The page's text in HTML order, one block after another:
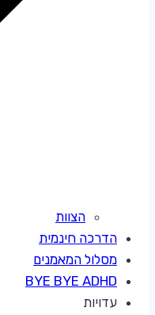
הצוות
הדרכה חינמית
מסלול המאמנים
BYE BYE ADHD
עדויות